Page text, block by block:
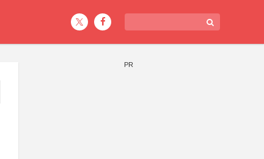
PR